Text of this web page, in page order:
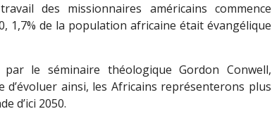
des missionnaires américains commence
1,7% de la population africaine était évangélique
le séminaire théologique Gordon Conwell,
ainsi, les Africains représenterons plus
d’ici 2050.